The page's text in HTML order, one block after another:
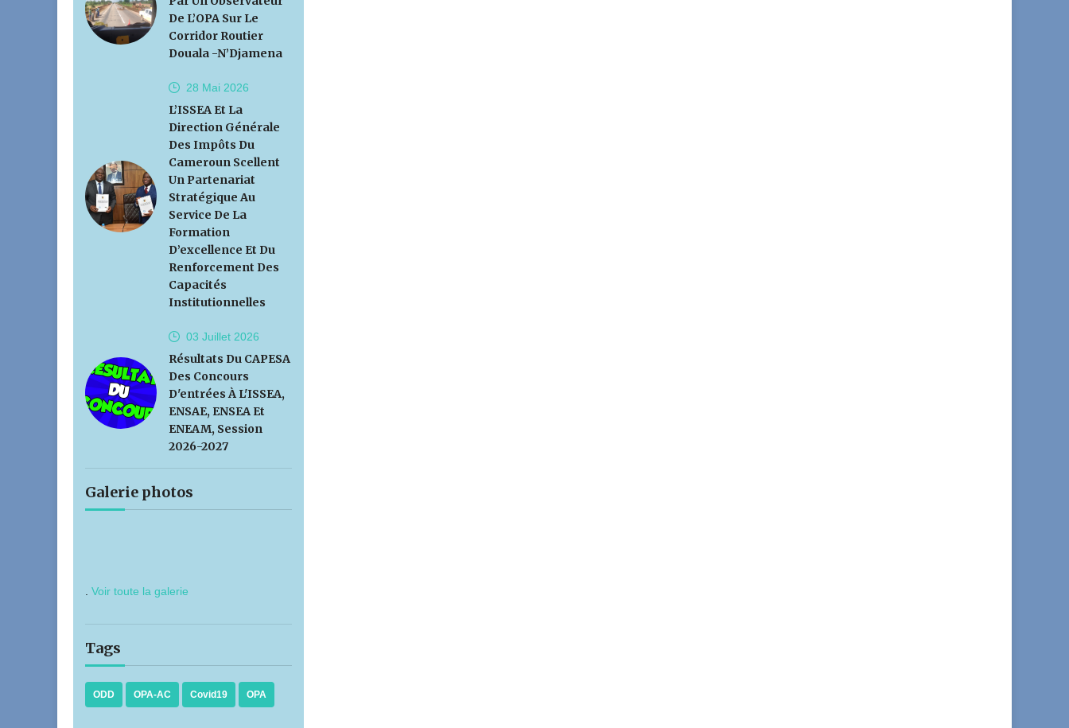
De L’OPA Sur Le
Corridor Routier
Douala -N’Djamena
28 Mai 2026
L’ISSEA Et La
Direction Générale
Des Impôts Du
Cameroun Scellent
Un Partenariat
Stratégique Au
Service De La
Formation
D’excellence Et Du
Renforcement Des
Capacités
Institutionnelles
03 Juillet 2026
Résultats Du CAPESA
Des Concours
D'entrées À L'ISSEA,
ENSAE, ENSEA Et
ENEAM, Session
2026-2027
Galerie photos
Voir toute la galerie
Tags
ODD OPA-AC Covid19 OPA